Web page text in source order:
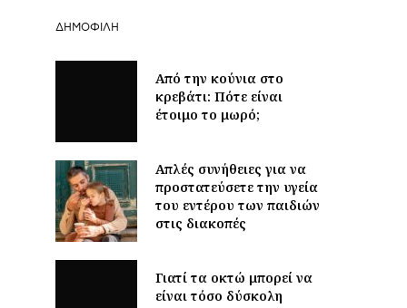
ΔΗΜΟΦΙΛΉ
Από την κούνια στο
κρεβάτι: Πότε είναι
έτοιμο το μωρό;
Απλές συνήθειες για να
προστατεύσετε την υγεία
του εντέρου των παιδιών
στις διακοπές
Γιατί τα οκτώ μπορεί να
είναι τόσο δύσκολη